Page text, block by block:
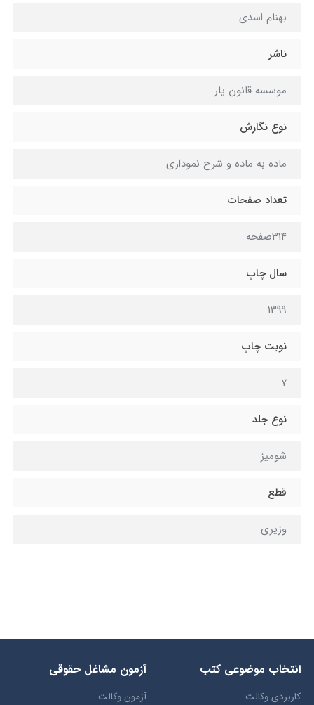
بهنام اسدی
ناشر
موسسه قانون یار
نوع نگارش
ماده به ماده و شرح نموداری
تعداد صفحات
314صفحه
سال چاپ
1399
نوبت چاپ
7
نوع جلد
شومیز
قطع
وزیری
انتخاب​ موضوعي​ کتب
کاربردی وکالت
آزمون مشاغل حقوقی
آزمون وکالت